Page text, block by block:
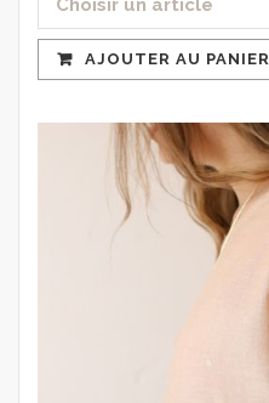
AJOUTER AU PANIER